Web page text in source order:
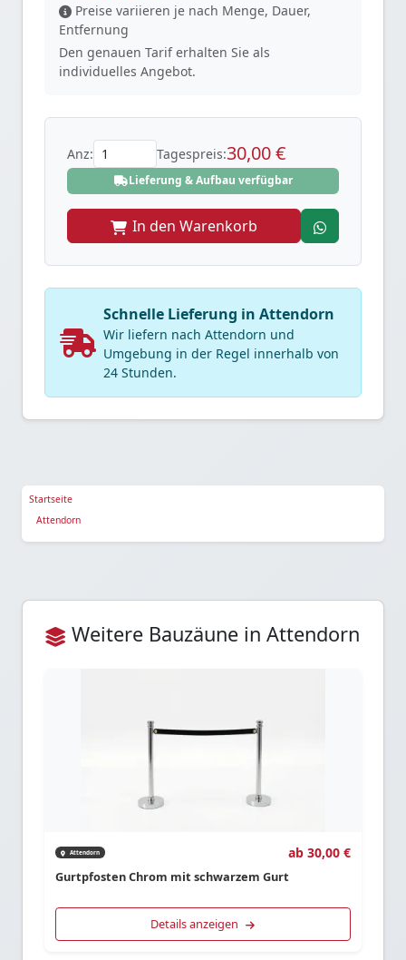
Startseite
Attendorn
Preise variieren je nach Menge, Dauer,
Entfernung
Den genauen Tarif erhalten Sie als
individuelles Angebot.
Anz: Tagespreis:30,00 €
Lieferung & Aufbau verfügbar
In den Warenkorb
Schnelle Lieferung in Attendorn
Wir liefern nach Attendorn und
Umgebung in der Regel innerhalb von
24 Stunden.
Weitere Bauzäune in Attendorn
Attendorn ab 30,00 €
Gurtpfosten Chrom mit schwarzem Gurt
Details anzeigen